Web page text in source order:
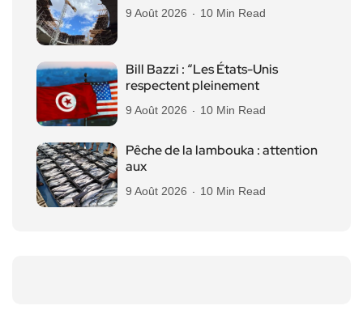
9 Août 2026 10 Min Read
Bill Bazzi : “Les États-Unis
respectent pleinement
9 Août 2026 10 Min Read
Pêche de la lambouka : attention
aux
9 Août 2026 10 Min Read